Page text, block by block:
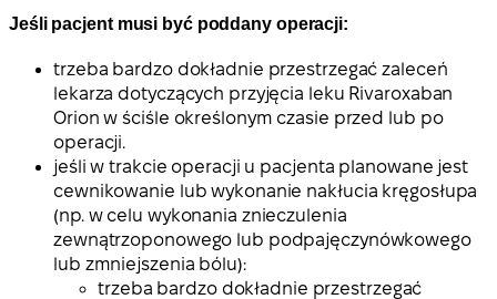
Jeśli pacjent musi być poddany operacji:
trzeba bardzo dokładnie przestrzegać zaleceń
lekarza dotyczących przyjęcia leku Rivaroxaban
Orion w ściśle określonym czasie przed lub po
operacji.
jeśli w trakcie operacji u pacjenta planowane jest
cewnikowanie lub wykonanie nakłucia kręgosłupa
(np. w celu wykonania znieczulenia
zewnątrzoponowego lub podpajęczynówkowego
lub zmniejszenia bólu):
trzeba bardzo dokładnie przestrzegać